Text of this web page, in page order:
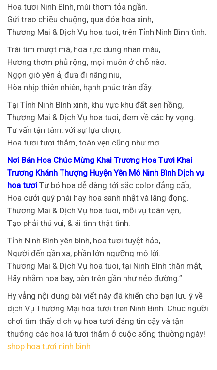
Hoa tươi Ninh Bình, mùi thơm tỏa ngần.
Gửi trao chiều chuộng, qua đóa hoa xinh,
Thương Mại & Dịch Vụ hoa tuoi, trên Tỉnh Ninh Bình tình.
Trái tim mượt mà, hoa rực dung nhan màu,
Hương thơm phủ rộng, mọi muôn ở chỗ nào.
Ngọn gió yên ả, đưa đi nâng niu,
Hòa nhịp thiên nhiên, hạnh phúc tràn đầy.
Tại Tỉnh Ninh Bình xinh, khu vực khu đất sen hồng,
Thương Mại & Dịch Vụ hoa tuoi, đem về các hy vọng.
Tư vấn tận tâm, với sự lựa chọn,
Hoa tươi tươi thắm, toàn vẹn cũng như mơ.
Nơi Bán Hoa Chúc Mừng Khai Trương Hoa Tươi Khai
Trương Khánh Thượng Huyện Yên Mô Ninh Bình Dịch vụ
hoa tươi Từ bó hoa dễ dàng tới sắc color đẳng cấp,
Hoa cưới quý phái hay hoa sanh nhật và lắng đọng.
Thương Mại & Dịch Vụ hoa tuoi, mỗi vụ toàn vẹn,
Tạo phải thú vui, & ái tình thật tình.
Tỉnh Ninh Bình yên bình, hoa tươi tuyệt hảo,
Người đến gần xa, phần lớn ngưỡng mộ lời.
Thương Mại & Dịch Vụ hoa tuoi, tại Ninh Bình thân mật,
Hãy nhằm hoa bay, bên trên gần như nẻo đường.”
Hy vẳng nội dung bài viết này đã khiến cho bạn lưu ý về
dịch Vụ Thương Mại hoa tươi trên Ninh Bình. Chúc người
chơi tìm thấy dịch vụ hoa tươi đáng tin cậy và tận
thưởng các hoa lá tươi thắm ở cuộc sống thường ngày!
shop hoa tươi ninh bình